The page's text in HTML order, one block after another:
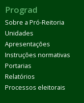
Prograd
Sobre a Pró-Reitoria
Unidades
Apresentações
Instruções normativas
Portarias
Relatórios
Processos eleitorais